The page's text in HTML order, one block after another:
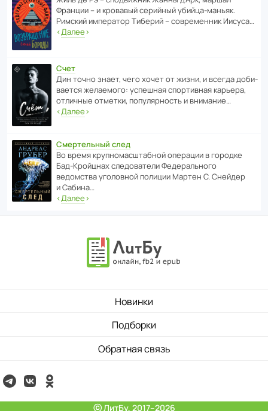
Франции – и кровавый серийный убийца-маньяк.
Римский импе­ратор Тиберий – совре­менник Иисуса…
‹Далее›
Счет
Дин точно знает, чего хочет от жизни, и всегда доби­
ва­ется жела­е­мого: успе­шная спор­ти­вная карьера,
отли­чные отметки, попу­ля­р­ность и внимание…
‹Далее›
Смертельный след
Во время круп­но­мас­ш­та­бной операции в городке
Бад‑Крой­цнах следо­ва­тели Феде­раль­ного
ведомства уголо­вной полиции Мартен С. Снейдер
и Сабина…
‹Далее›
Новинки
Подборки
Обратная связь
ⓒ ЛитБу, 2017–2026